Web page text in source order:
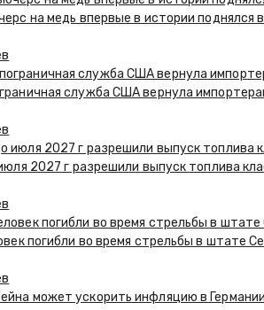
на медь впервые в истории поднялся
служба США вернула
2027 г разрешили выпуск топлива
погибли во время стрельбы в штате